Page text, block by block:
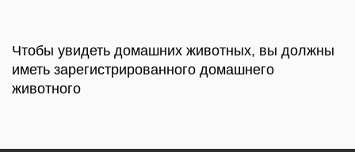
Чтобы увидеть домашних животных, вы должны
иметь зарегистрированного домашнего
животного